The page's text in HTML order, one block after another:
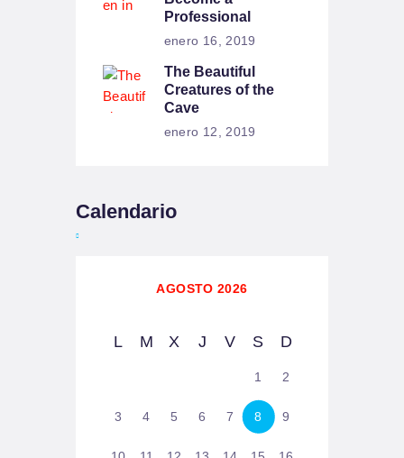
Professional
enero 16, 2019
The Beautiful
Creatures of the
Cave
enero 12, 2019
Calendario
AGOSTO 2026
L M X J V S D
1 2
3 4 5 6 7 8 9